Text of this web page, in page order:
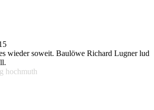
wieder soweit. Baulöwe Richard Lugner lud
hochmuth